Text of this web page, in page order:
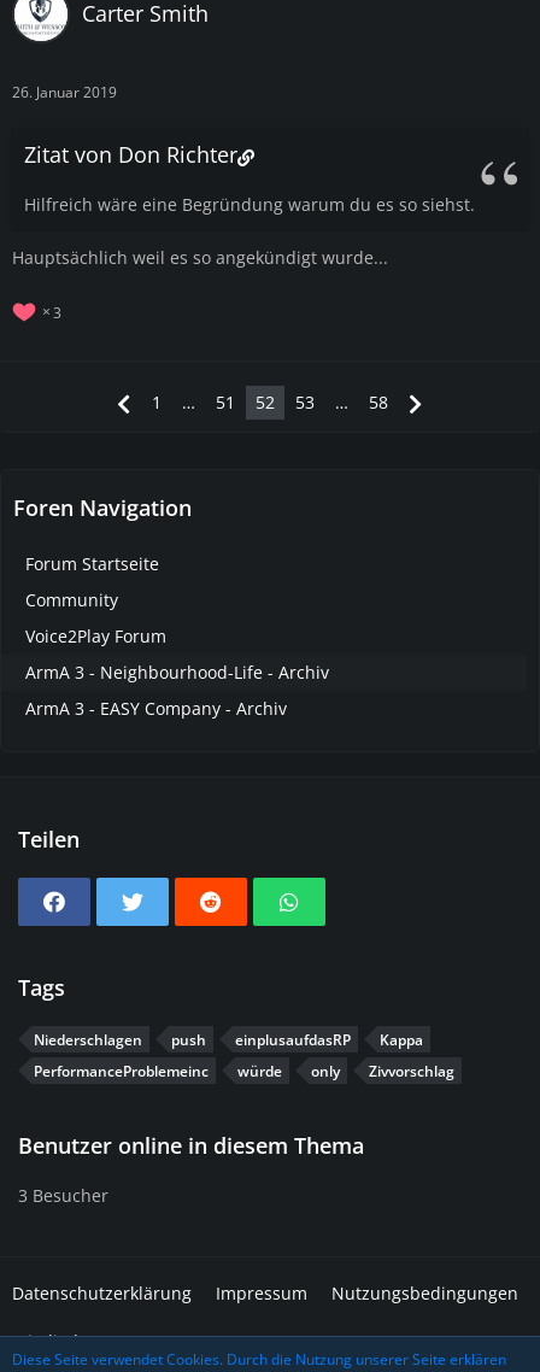
Carter Smith
26. Januar 2019
Zitat von Don Richter
Hilfreich wäre eine Begründung warum du es so siehst.
Hauptsächlich weil es so angekündigt wurde...
3
1 … 51 52 53 … 58
Foren Navigation
Forum Startseite
Community
Voice2Play Forum
ArmA 3 - Neighbourhood-Life - Archiv
ArmA 3 - EASY Company - Archiv
Teilen
Tags
Niederschlagen push einplusaufdasRP
Kappa
PerformanceProblemeinc
würde only Zivvorschlag
Benutzer online in diesem Thema
3 Besucher
Datenschutzerklärung Impressum Nutzungsbedingungen
Mitglieder
Diese Seite verwendet Cookies. Durch die Nutzung unserer Seite erklären